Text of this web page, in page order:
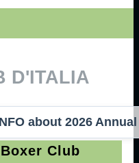
D'ITALIA
about 2026 Annual
Club